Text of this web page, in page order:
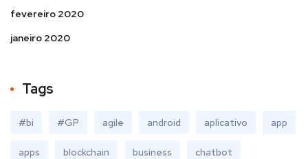
fevereiro 2020
janeiro 2020
Tags
#bi #GP agile android aplicativo app
apps blockchain business chatbot